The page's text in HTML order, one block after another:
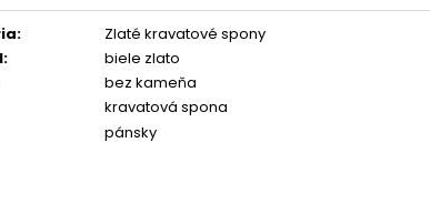
:
Zlaté kravatové spony
:
biele zlato
bez kameňa
kravatová spona
pánsky